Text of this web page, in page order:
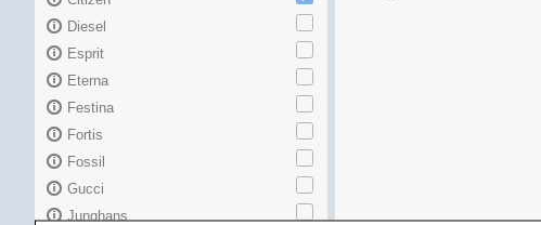
Diesel
Esprit
Eterna
Festina
Fortis
Fossil
Gucci
Junghans